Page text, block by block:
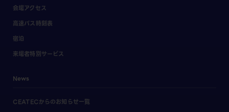
会場アクセス
高速バス時刻表
宿泊
来場者特別サービス
News
CEATECからのお知らせ一覧